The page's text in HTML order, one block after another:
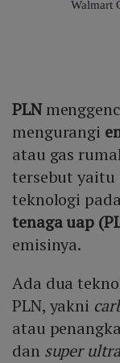
PLN
mengurangi
atau gas
tersebut yaitu
teknologi
tenaga uap
emisinya.
Ada dua
PLN, yakni
atau
dan super